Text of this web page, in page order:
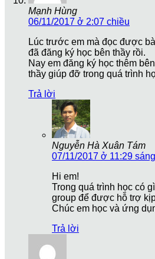
Mạnh Hùng
06/11/2017 ở 2:07 chiều
Lúc trước em mà đọc được
đã đăng ký học bên thầy rồi.
Nay em đăng ký học thêm
thầy giúp đỡ trong quá trình
Trả lời
Nguyễn Hà Xuân Tám
07/11/2017 ở 11:29 sáng
Hi em!
Trong quá trình học có
group để được hỗ trợ
Chúc em học và ứng
Trả lời